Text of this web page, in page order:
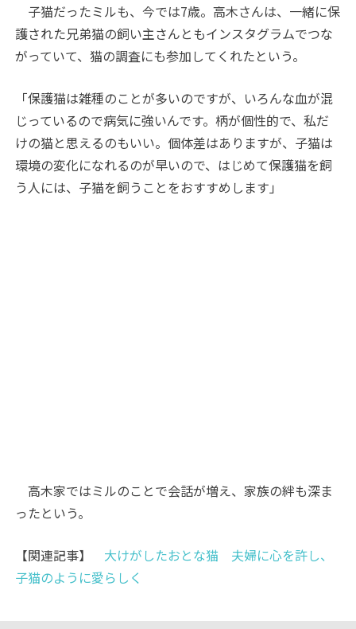
子猫だったミルも、今では7歳。高木さんは、一緒に保
護された兄弟猫の飼い主さんともインスタグラムでつな
がっていて、猫の調査にも参加してくれたという。
「保護猫は雑種のことが多いのですが、いろんな血が混
じっているので病気に強いんです。柄が個性的で、私だ
けの猫と思えるのもいい。個体差はありますが、子猫は
環境の変化になれるのが早いので、はじめて保護猫を飼
う人には、子猫を飼うことをおすすめします」
高木家ではミルのことで会話が増え、家族の絆も深ま
ったという。
【関連記事】 大けがしたおとな猫 夫婦に心を許し、
子猫のように愛らしく